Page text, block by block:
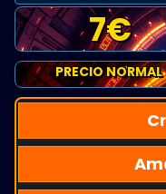
7€
PRECIO NORMAL